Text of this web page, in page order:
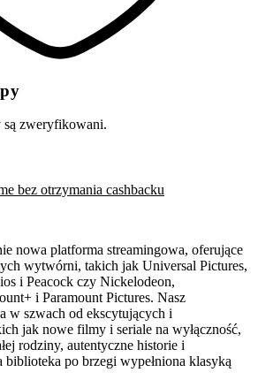
są zweryfikowani.
bez otrzymania cashbacku
nowa platforma streamingowa, oferujące
wytwórni, takich jak Universal Pictures,
i Peacock czy Nickelodeon,
i Paramount Pictures. Nasz
w szwach od ekscytujących i
jak nowe filmy i seriale na wyłączność,
rodziny, autentyczne historie i
biblioteka po brzegi wypełniona klasyką